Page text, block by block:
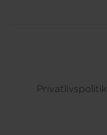
Privatlivspolitik